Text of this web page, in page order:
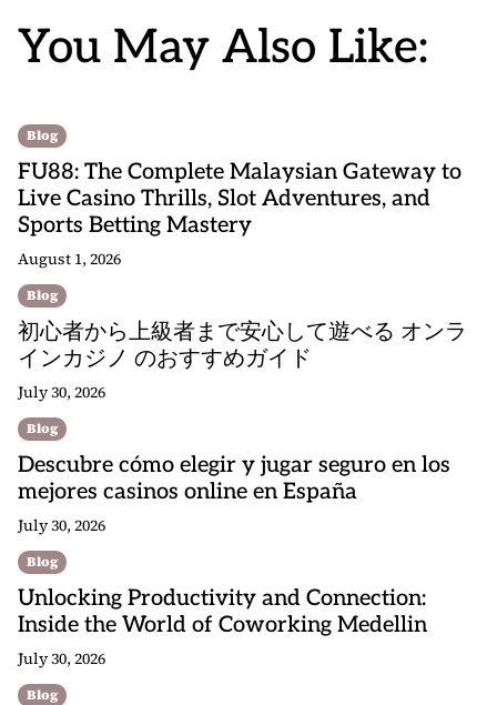
You May Also Like:
Blog
FU88: The Complete Malaysian Gateway to
Live Casino Thrills, Slot Adventures, and
Sports Betting Mastery
August 1, 2026
Blog
初心者から上級者まで安心して遊べる オンラ
インカジノ のおすすめガイド
July 30, 2026
Blog
Descubre cómo elegir y jugar seguro en los
mejores casinos online en España
July 30, 2026
Blog
Unlocking Productivity and Connection:
Inside the World of Coworking Medellin
July 30, 2026
Blog